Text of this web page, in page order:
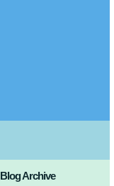
Blog Archive